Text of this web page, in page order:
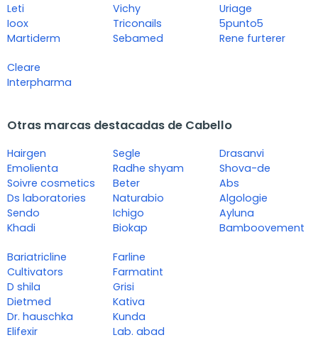
Leti
Ioox
Martiderm
Vichy
Triconails
Sebamed
Uriage
5punto5
Rene furterer
Cleare
Interpharma
Otras marcas destacadas de Cabello
Hairgen
Emolienta
Soivre cosmetics
Ds laboratories
Sendo
Khadi
Segle
Radhe shyam
Beter
Naturabio
Ichigo
Biokap
Drasanvi
Shova-de
Abs
Algologie
Ayluna
Bamboovement
Bariatricline
Cultivators
D shila
Dietmed
Dr. hauschka
Elifexir
Farline
Farmatint
Grisi
Kativa
Kunda
Lab. abad